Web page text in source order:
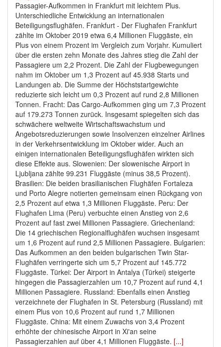
Passagier-Aufkommen in Frankfurt mit leichtem Plus.
Unterschiedliche Entwicklung an internationalen
Beteiligungsflughäfen. Frankfurt - Der Flughafen Frankfurt
zählte im Oktober 2019 etwa 6,4 Millionen Fluggäste, ein
Plus von einem Prozent im Vergleich zum Vorjahr. Kumuliert
über die ersten zehn Monate des Jahres stieg die Zahl der
Passagiere um 2,2 Prozent. Die Zahl der Flugbewegungen
nahm im Oktober um 1,3 Prozent auf 45.938 Starts und
Landungen ab. Die Summe der Höchststartgewichte
reduzierte sich leicht um 0,3 Prozent auf rund 2,8 Millionen
Tonnen. Fracht: Das Cargo-Aufkommen ging um 7,3 Prozent
auf 179.273 Tonnen zurück. Insgesamt spiegelten sich das
schwächere weltweite Wirtschaftswachstum und
Angebotsreduzierungen sowie Insolvenzen einzelner Airlines
in der Verkehrsentwicklung im Oktober wider. Auch an
einigen internationalen Beteiligungsflughäfen wirkten sich
diese Effekte aus. Slowenien: Der slowenische Airport in
Ljubljana zählte 99.231 Fluggäste (minus 38,5 Prozent).
Brasilien: Die beiden brasilianischen Flughäfen Fortaleza
und Porto Alegre notierten gemeinsam einen Rückgang von
2,5 Prozent auf etwa 1,3 Millionen Fluggäste. Peru: Der
Flughafen Lima (Peru) verbuchte einen Anstieg von 2,6
Prozent auf fast zwei Millionen Passagiere. Griechenland:
Die 14 griechischen Regionalflughäfen wuchsen insgesamt
um 1,6 Prozent auf rund 2,5 Millionen Passagiere. Bulgarien:
Das Aufkommen an den beiden bulgarischen Twin Star-
Flughäfen verringerte sich um 5,7 Prozent auf 145.772
Fluggäste. Türkei: Der Airport in Antalya (Türkei) steigerte
hingegen die Passagierzahlen um 10,7 Prozent auf rund 4,1
Millionen Passagiere. Russland: Ebenfalls einen Anstieg
verzeichnete der Flughafen in St. Petersburg (Russland) mit
einem Plus von 10,6 Prozent auf rund 1,7 Millionen
Fluggäste. China: Mit einem Zuwachs von 3,4 Prozent
erhöhte der chinesische Airport in Xi'an seine
Passagierzahlen auf über 4,1 Millionen Fluggäste. [...]